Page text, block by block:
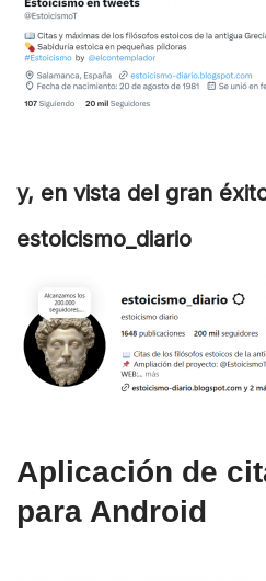
y, en vista del gran
estoicismo_diario
Aplicación de
para Android